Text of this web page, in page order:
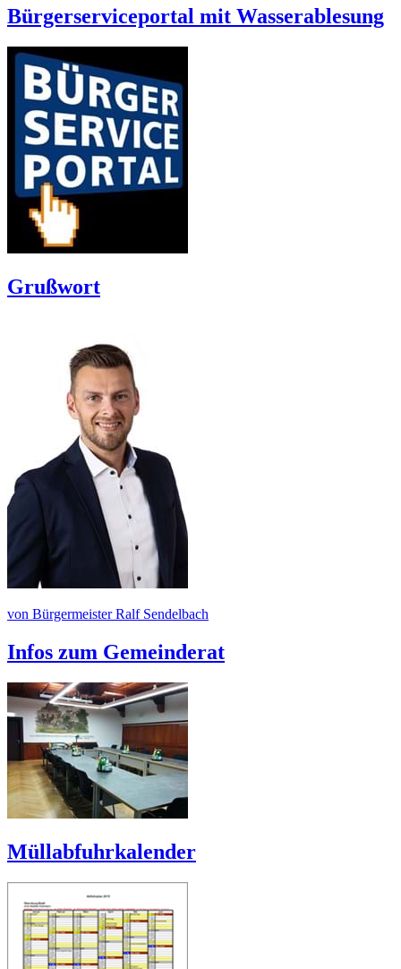
Bürgerserviceportal mit Wasserablesung
Grußwort
von Bürgermeister Ralf Sendelbach
Infos zum Gemeinderat
Müllabfuhrkalender